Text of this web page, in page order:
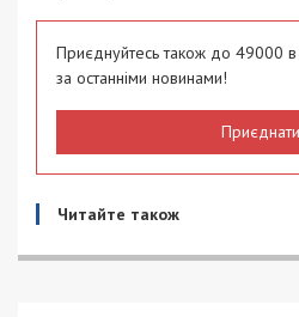
Приєднуйтесь також до 49000
за останніми новинами!
Читайте також